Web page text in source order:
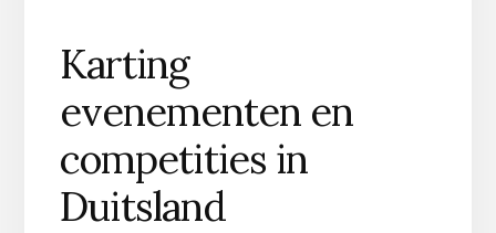
Karting
evenementen en
competities in
Duitsland